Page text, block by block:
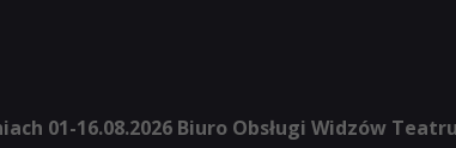
01-16.08.2026 Biuro Obsługi Widzów